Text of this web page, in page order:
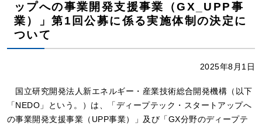
ップへの事業開発支援事業（GX_UPP事
業）」第1回公募に係る実施体制の決定に
ついて
2025年8月1日
国立研究開発法人新エネルギー・産業技術総合開発機構（以下
「NEDO」という。）は、「ディープテック・スタートアップへ
の事業開発支援事業（UPP事業）」及び「GX分野のディープテ